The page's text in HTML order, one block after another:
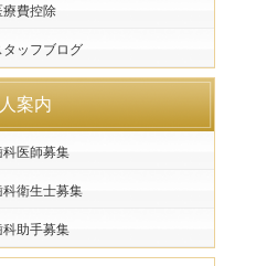
療費控除
タッフブログ
案内
科医師募集
科衛生士募集
科助手募集